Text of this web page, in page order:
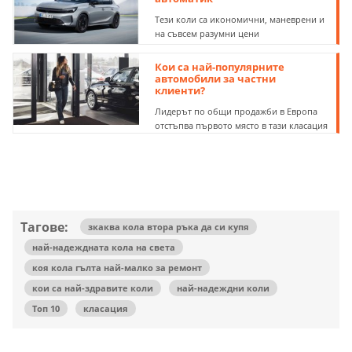
Тези коли са икономични, маневрени и
на съвсем разумни цени
Кои са най-популярните
автомобили за частни
клиенти?
Лидерът по общи продажби в Европа
отстъпва първото място в тази класация
Тагове:
зкаква кола втора ръка да си купя
най-надеждната кола на света
коя кола гълта най-малко за ремонт
кои са най-здравите коли
най-надеждни коли
Топ 10
класация